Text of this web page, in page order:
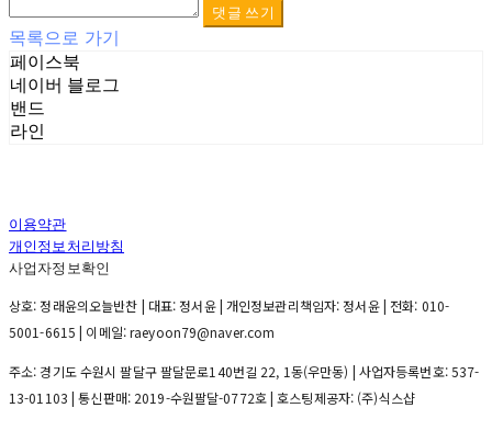
댓글 쓰기
목록으로 가기
페이스북
네이버 블로그
밴드
라인
이용약관
개인정보처리방침
사업자정보확인
상호: 정래윤의오늘반찬 | 대표: 정서윤 | 개인정보관리책임자: 정서윤 | 전화: 010-
5001-6615 | 이메일: raeyoon79@naver.com
주소: 경기도 수원시 팔달구 팔달문로140번길 22, 1동(우만동) | 사업자등록번호:537-
13-01103 | 통신판매: 2019-수원팔달-0772호| 호스팅제공자: (주)식스샵